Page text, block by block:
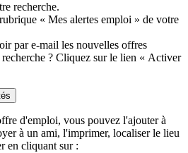
recherche.
« Mes alertes emploi » de votre
par e-mail les nouvelles offres
? Cliquez sur le lien « Activer
d'emploi, vous pouvez l'ajouter à
à un ami, l'imprimer, localiser le lieu
en cliquant sur :